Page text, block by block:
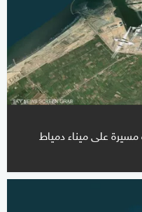
على ميناء دمياط